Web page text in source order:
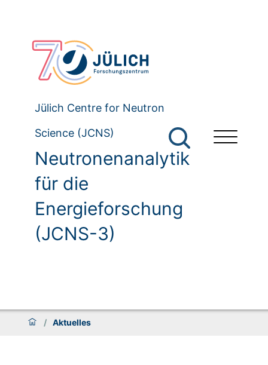
Jülich Centre for Neutron
Science (JCNS)
Neutronenanalytik
für die
Energieforschung
(JCNS-3)
/ Aktuelles